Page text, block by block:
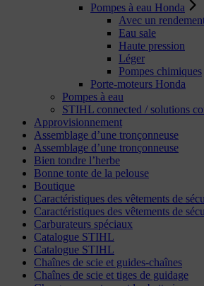
Pompes à eau Honda
Avec un
Eau sale
Haute pression
Léger
Pompes chimiques
Porte-moteurs Honda
Pompes à eau
STIHL connected / solutions
Approvisionnement
Assemblage d’une tronçonneuse
Assemblage d’une tronçonneuse
Bien tondre l’herbe
Bonne tonte de la pelouse
Boutique
Caractéristiques des vêtements de
Caractéristiques des vêtements de
Carburateurs spéciaux
Catalogue STIHL
Catalogue STIHL
Chaînes de scie et guides-chaînes
Chaînes de scie et tiges de guidage